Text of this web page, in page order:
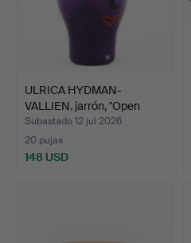
ULRICA HYDMAN-
VALLIEN. jarrón, "Open
Minds…
Subastado 12 jul 2026
20 pujas
148 USD